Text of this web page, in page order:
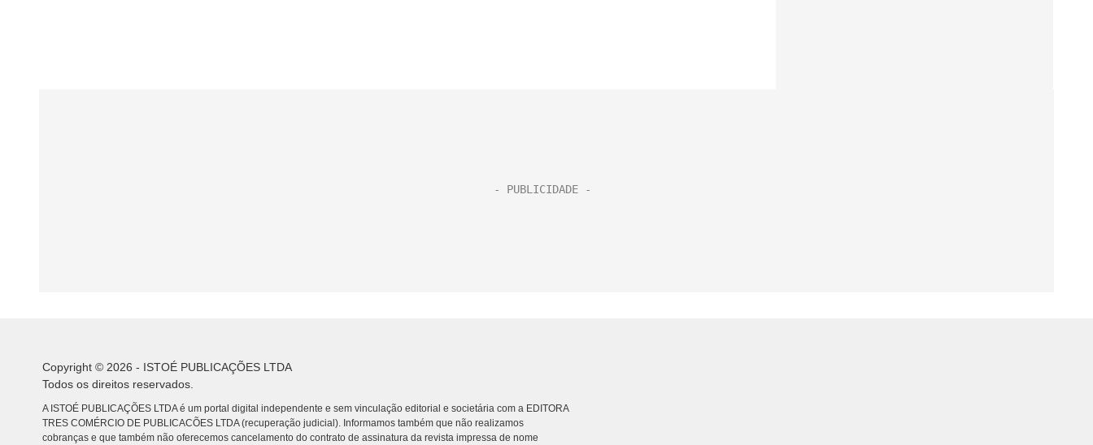
Copyright © 2026 - ISTOÉ PUBLICAÇÕES LTDA
Todos os direitos reservados.
A ISTOÉ PUBLICAÇÕES LTDA é um portal digital independente e sem vinculação editorial e societária com a EDITORA
TRES COMÉRCIO DE PUBLICACÕES LTDA (recuperação judicial). Informamos também que não realizamos
cobranças e que também não oferecemos cancelamento do contrato de assinatura da revista impressa de nome